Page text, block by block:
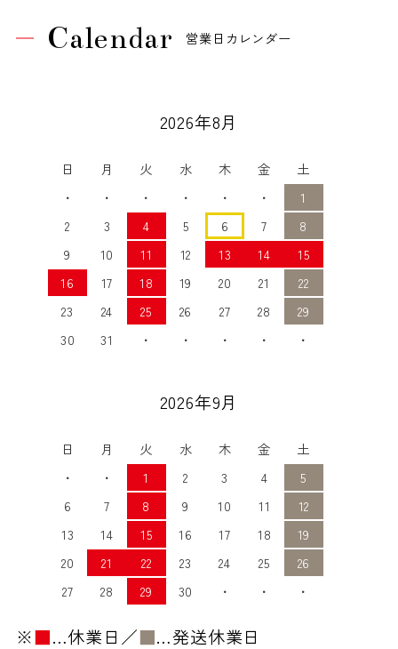
Calendar 営業日カレンダー
2026年8月
日 月 火 水 木 金
土
・
・ ・ ・ ・ ・
1
2
3 4 5 6 7
8
9
10 11 12 13 14
15
16
17 18 19 20 21
22
23
24 25 26 27 28
29
30
31 ・ ・ ・ ・ ・
2026年9月
日 月 火 水 木 金
土
・
・ 1 2 3 4
5
6
7 8 9 10 11
12
13
14 15 16 17 18
19
20
21 22 23 24 25
26
27
28 29 30 ・ ・ ・
※■…休業日／■…発送休業日